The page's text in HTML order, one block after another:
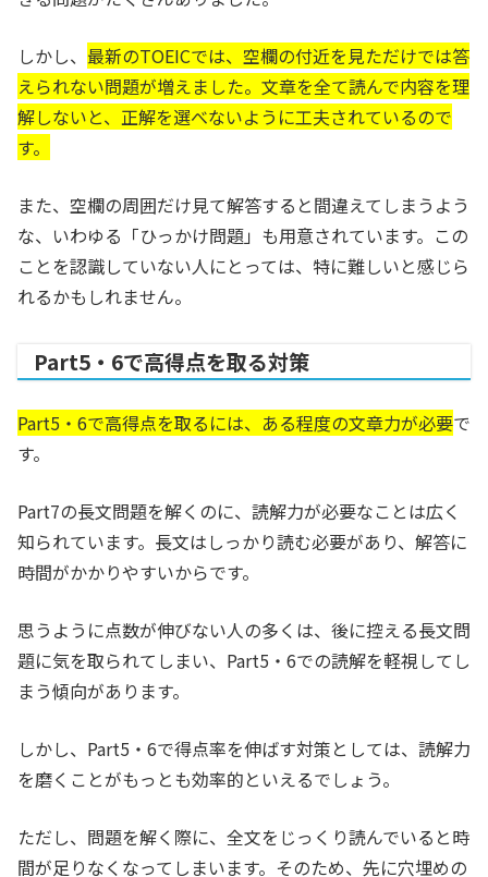
しかし、 最新のTOEICでは、空欄の付近を見ただけでは答
えられない問題が増えました。文章を全て読んで内容を理
解しないと、正解を選べないように工夫されているので
す。
また、空欄の周囲だけ見て解答すると間違えてしまうよう
な、いわゆる「ひっかけ問題」も用意されています。この
ことを認識していない人にとっては、特に難しいと感じら
れるかもしれません。
Part5・6で高得点を取る対策
Part5・6で高得点を取るには、ある程度の文章力が必要で
す。
Part7の長文問題を解くのに、読解力が必要なことは広く
知られています。長文はしっかり読む必要があり、解答に
時間がかかりやすいからです。
思うように点数が伸びない人の多くは、後に控える長文問
題に気を取られてしまい、Part5・6での読解を軽視してし
まう傾向があります。
しかし、Part5・6で得点率を伸ばす対策としては、読解力
を磨くことがもっとも効率的といえるでしょう。
ただし、問題を解く際に、全文をじっくり読んでいると時
間が足りなくなってしまいます。そのため、先に穴埋めの